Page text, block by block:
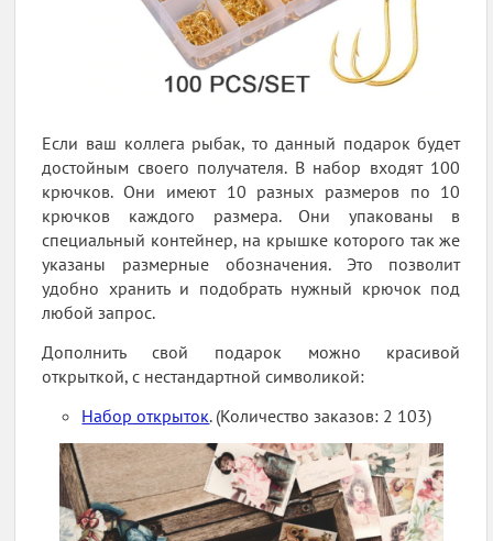
Если ваш коллега рыбак, то данный подарок будет
достойным своего получателя. В набор входят 100
крючков. Они имеют 10 разных размеров по 10
крючков каждого размера. Они упакованы в
специальный контейнер, на крышке которого так же
указаны размерные обозначения. Это позволит
удобно хранить и подобрать нужный крючок под
любой запрос.
Дополнить свой подарок можно красивой
открыткой, с нестандартной символикой:
Набор открыток. (Количество заказов: 2 103)